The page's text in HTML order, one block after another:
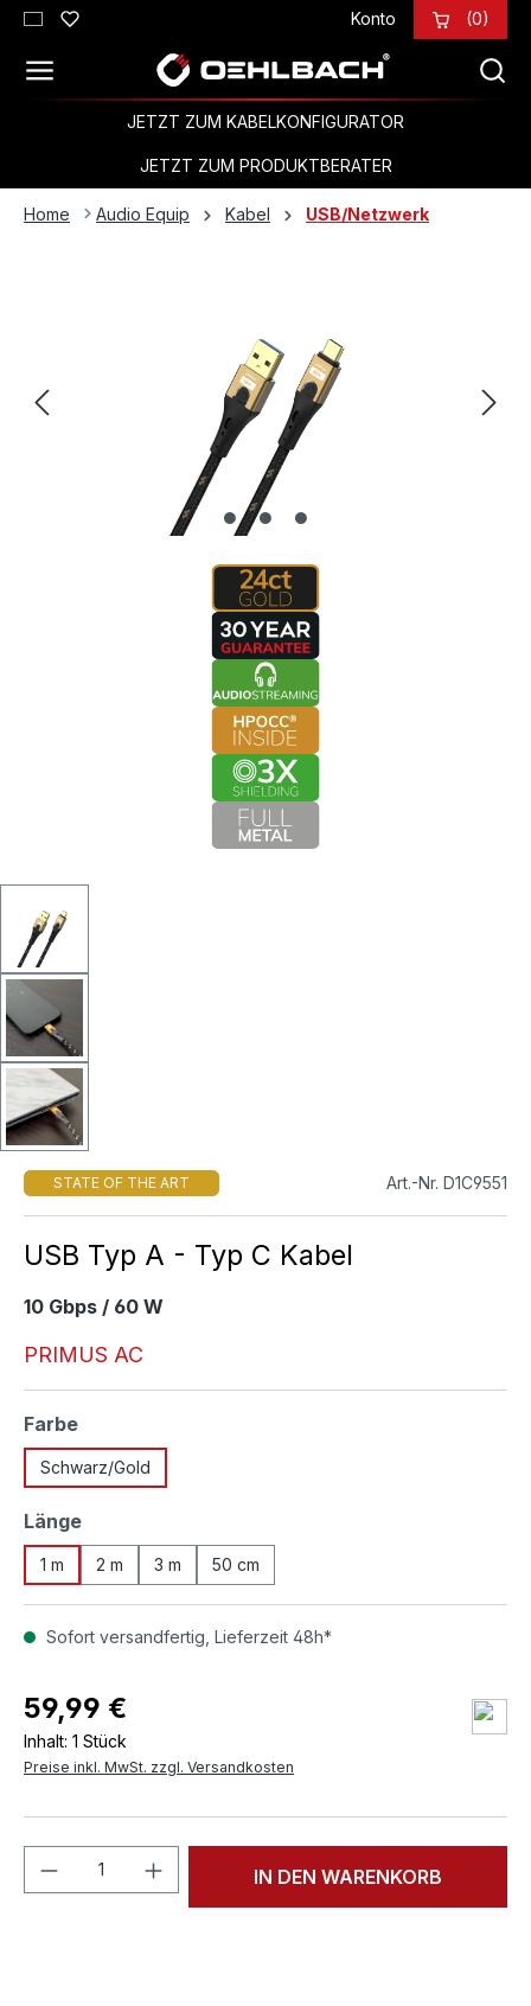
Zum Hauptinhalt springen Konto (0)
JETZT ZUM KABELKONFIGURATOR
JETZT ZUM PRODUKTBERATER
Home Audio Equip Kabel USB/Netzwerk
STATE OF THE ART Art.-Nr. D1C9551
USB Typ A - Typ C Kabel
10 Gbps / 60 W
PRIMUS AC
Farbeauswählen
Schwarz/Gold
Längeauswählen
1 m 2 m 3 m 50 cm
Sofort versandfertig, Lieferzeit 48h*
59,99 €
Inhalt: 1 Stück
Preise inkl. MwSt. zzgl. Versandkosten
Produkt Anzahl: Gib denIN DEN WARENKORB